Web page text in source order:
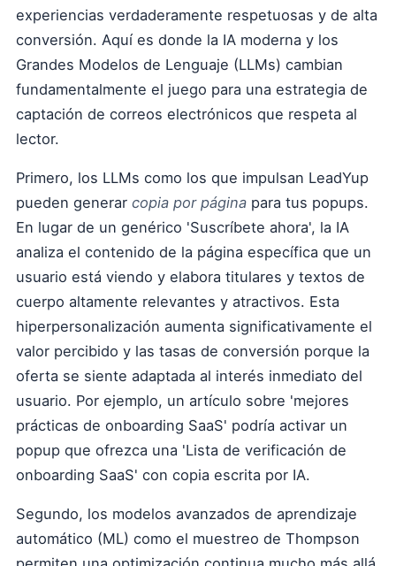
experiencias verdaderamente respetuosas y de alta
conversión. Aquí es donde la IA moderna y los
Grandes Modelos de Lenguaje (LLMs) cambian
fundamentalmente el juego para una estrategia de
captación de correos electrónicos que respeta al
lector.
Primero, los LLMs como los que impulsan LeadYup
pueden generar copia por página para tus popups.
En lugar de un genérico 'Suscríbete ahora', la IA
analiza el contenido de la página específica que un
usuario está viendo y elabora titulares y textos de
cuerpo altamente relevantes y atractivos. Esta
hiperpersonalización aumenta significativamente el
valor percibido y las tasas de conversión porque la
oferta se siente adaptada al interés inmediato del
usuario. Por ejemplo, un artículo sobre 'mejores
prácticas de onboarding SaaS' podría activar un
popup que ofrezca una 'Lista de verificación de
onboarding SaaS' con copia escrita por IA.
Segundo, los modelos avanzados de aprendizaje
automático (ML) como el muestreo de Thompson